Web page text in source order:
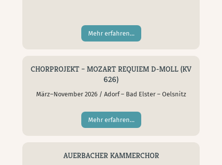
Mehr erfahren…
CHORPROJEKT – MOZART REQUIEM D-MOLL (KV
626)
März–November 2026 / Adorf – Bad Elster – Oelsnitz
Mehr erfahren…
AUERBACHER KAMMERCHOR